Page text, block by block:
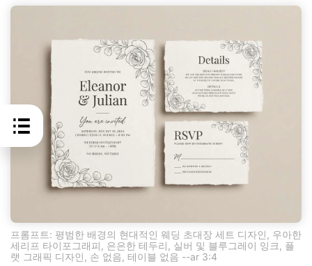
프롬프트: 평범한 배경의 현대적인 웨딩 초대장 세트 디자인, 우아한
세리프 타이포그래피, 은은한 테두리, 실버 및 블루그레이 잉크, 플
랫 그래픽 디자인, 손 없음, 테이블 없음 --ar 3:4